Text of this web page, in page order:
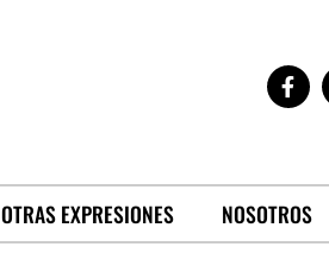
OTRAS EXPRESIONES NOSOTROS